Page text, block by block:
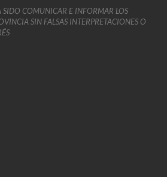
SIDO COMUNICAR E INFORMAR LOS
SIN FALSAS INTERPRETACIONES O